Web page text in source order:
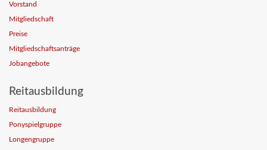
Vorstand
Mitgliedschaft
Preise
Mitgliedschaftsanträge
Jobangebote
Reitausbildung
Reitausbildung
Ponyspielgruppe
Longengruppe